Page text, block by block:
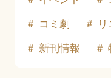
コミ劇
新刊情報